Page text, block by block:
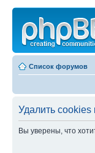
Список форумов
Удалить
Вы уверены, что